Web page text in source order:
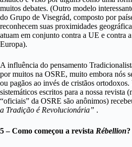
muitos debates. (Outro modelo
do Grupo de Visegrád, composto por
reconhecem suas proximidades
atuam em conjunto contra a UE e contra
Europa).
A influência do pensamento
por muitos na OSRE, muito embora nós
ou pagãos ao invés de cristãos
sistemáticos escritos para a nossa revista
“oficiais” da OSRE são anônimos)
a Tradição é Revolucionária” .
5 – Como começou a revista Rébellion?